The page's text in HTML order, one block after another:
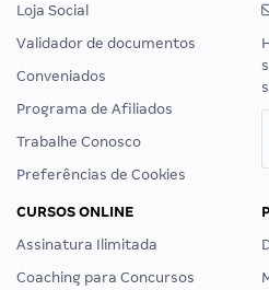
Loja Social
Validador de documentos
Conveniados
Programa de Afiliados
Trabalhe Conosco
Preferências de Cookies
CURSOS ONLINE
Assinatura Ilimitada
Coaching para Concursos